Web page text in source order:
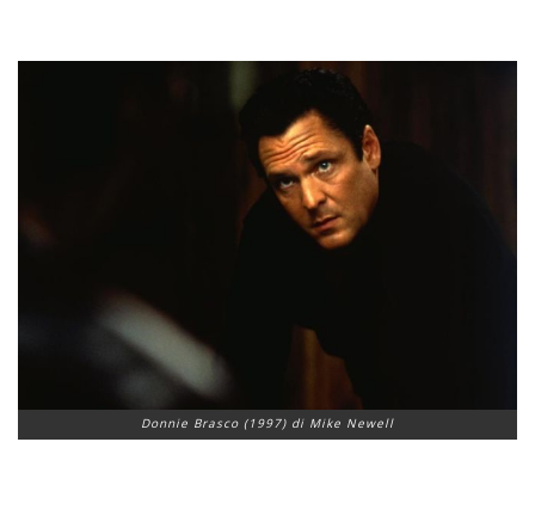
Donnie Brasco (1997) di Mike Newell